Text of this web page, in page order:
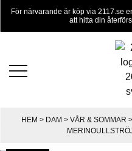
För närvarande är köp via 2117.se
att hitta din
HEM > DAM > VÅR & SOMMAR >